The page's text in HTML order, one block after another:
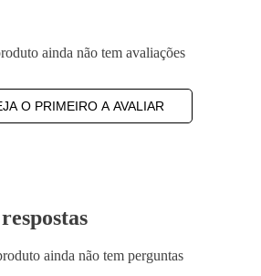
ainda não tem avaliações
O PRIMEIRO A AVALIAR
ainda não tem perguntas